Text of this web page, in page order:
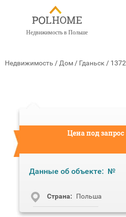
Недвижимость в Польше
Недвижимость / Дом / Гданьск / 1372
Цена под запрос
Данные об объекте: №
Cтрана: Польша